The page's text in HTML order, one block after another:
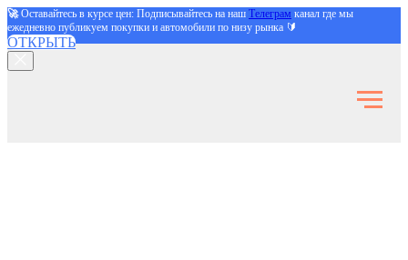
🚀Оставайтесь в курсе цен: Подписывайтесь на наш Телеграм канал где мы
ежедневно публикуем покупки и автомобили по низу рынка 🔰
ОТКРЫТЬ